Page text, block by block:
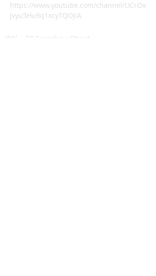
https://www.youtube.com/channel/UCrOx
Jvyu5Hu9q1xcyTQOJiA
地址：37 Grimshaw Street